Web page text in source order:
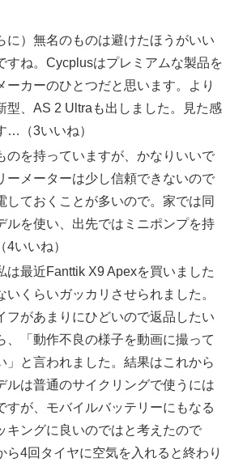
に）無名のものは避けたほうがいい
すね。Cycplusはプレミアムな製品を
ーカーのひとつだと思います。より
型、AS 2 Ultraも出しました。見た感
…（3いいね）
のを持っていますが、かなりいいで
ーメーターは少し信頼できないので
しておくことが多いので。家では同
ルを使い、出先ではミニポンプを持
4いいね）
は最近Fanttik X9 Apexを買いました
いくらいガッカリさせられました。
フがあまりにひどいので返品したい
、「動作不良の様子を動画に撮って
」と言われました。結果はこれから
ルは普通のサイクリングで使うには
すが、モバイルバッテリーにもなる
キングに良いのではと考えたので
ら4回タイヤに空気を入れると終わり